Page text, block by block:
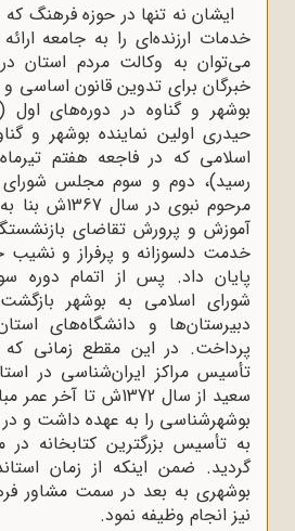
ایشان نه تنها در حوزه فرهنگ
خدمات ارزنده‌ای را به جامعه
می‌توان به وکالت مردم استان
خبرگان برای تدوین قانون اساسی
بوشهر و گناوه در دوره‌های
حیدری اولین نماینده بوشهر و
رسید)، دوم و سوم مجلس شورای
مرحوم نبوی در
خدمت دلسوزانه و پرفراز و نشیب
پایان داد. پس از اتمام دوره
شورای اسلامی به بوشهر
دبیرستان‌ها و دانشگاه‌های
پرداخت. در این مقطع زمانی
تأسیس مراکز ایران‌شناسی در
سعید از سال 1372ش تا
بوشهرشناسی را به عهده داشت و
به تأسیس بزرگترین کتابخانه
گردید. ضمن اینکه از زمان
بوشهری به بعد در سمت مشاور
نیز انجام وظیفه نمود.